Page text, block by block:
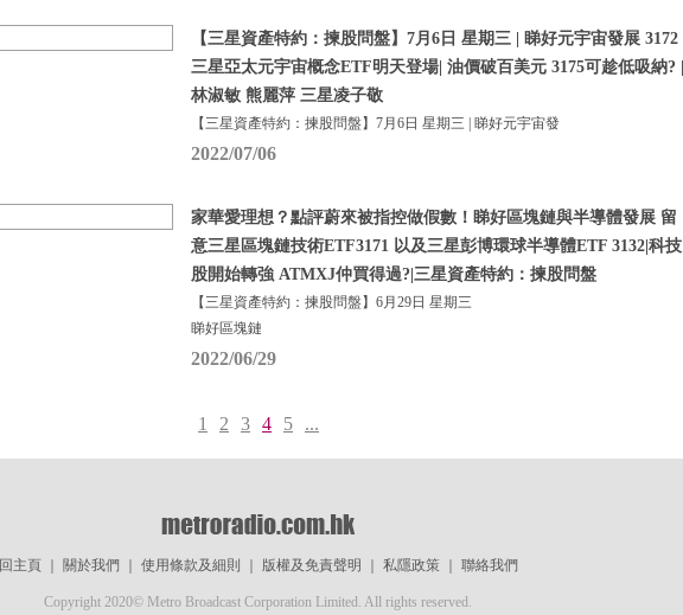
【三星資產特約：揀股問盤】7月6日 星期三 | 睇好元宇宙發展 3172
三星亞太元宇宙概念ETF明天登場| 油價破百美元 3175可趁低吸納? |
林淑敏 熊麗萍 三星凌子敬
【三星資產特約：揀股問盤】7月6日 星期三 | 睇好元宇宙發
2022/07/06
家華愛理想？點評蔚來被指控做假數！睇好區塊鏈與半導體發展 留
意三星區塊鏈技術ETF3171 以及三星彭博環球半導體ETF 3132|科技
股開始轉強 ATMXJ仲買得過?|三星資產特約：揀股問盤
【三星資產特約：揀股問盤】6月29日 星期三
睇好區塊鏈
2022/06/29
1 2 3 4 5 ...
回主頁｜ 關於我們 使用條款及細則 版權及免責聲明 私隱政策｜ 聯絡我們
Copyright 2020© Metro Broadcast Corporation Limited. All rights reserved.